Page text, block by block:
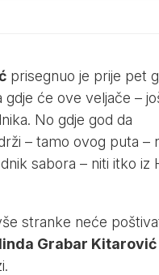
prisegnuo je prije pet
gdje će ove veljače –
No gdje god da
– tamo ovog puta –
sabora – niti itko iz
stranke neće
Grabar Kitarović